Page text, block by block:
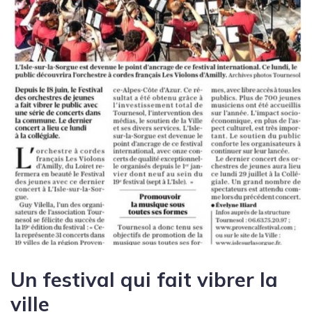
Un festival qui fait vibrer la
ville